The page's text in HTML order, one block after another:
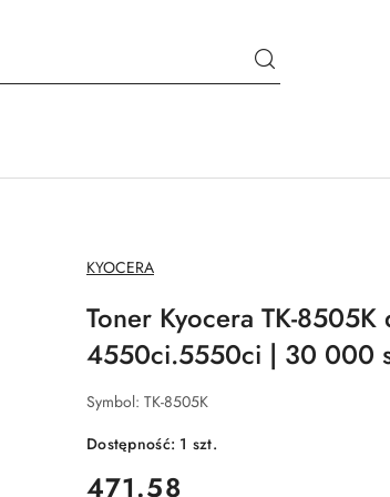
NAZWA
PRODUCENTA:
KYOCERA
Toner Kyocera TK-8505K
4550ci.5550ci | 30 000
Symbol: TK-8505K
Dostępność: 1 szt.
cena:
471.58